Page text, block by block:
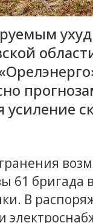
усиление
61 бригада
В